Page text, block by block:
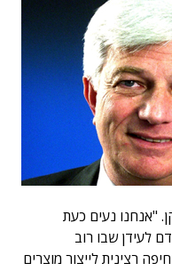
"אנחנו נעים כעת
לעידן שבו רוב
רצינית לייצור מוצרים